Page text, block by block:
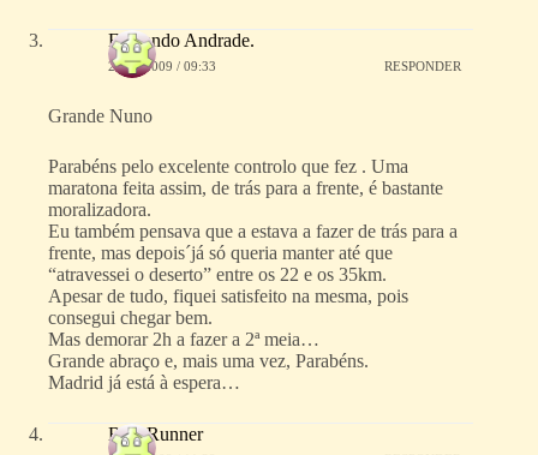
Fernando Andrade.
25/02/2009 / 09:33 RESPONDER
Grande Nuno
Parabéns pelo excelente controlo que fez . Uma
maratona feita assim, de trás para a frente, é bastante
moralizadora.
Eu também pensava que a estava a fazer de trás para a
frente, mas depois´já só queria manter até que
“atravessei o deserto” entre os 22 e os 35km.
Apesar de tudo, fiquei satisfeito na mesma, pois
consegui chegar bem.
Mas demorar 2h a fazer a 2ª meia…
Grande abraço e, mais uma vez, Parabéns.
Madrid já está à espera…
BritoRunner